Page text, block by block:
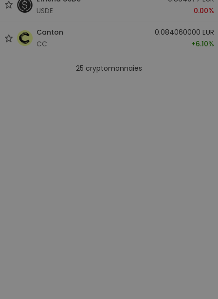
USDE
0.00%
Canton
CC
0.084060000 EUR
+6.10%
25 cryptomonnaies